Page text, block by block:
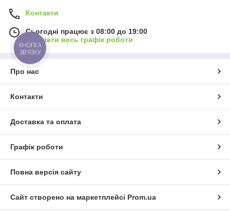
Контакти
Сьогодні працює з 08:00 до 19:00
Показати весь графік роботи
Про нас
Контакти
Доставка та оплата
Графік роботи
Повна версія сайту
Сайт створено на маркетплейсі Prom.ua
КНОПКА
ЗВ'ЯЗКУ